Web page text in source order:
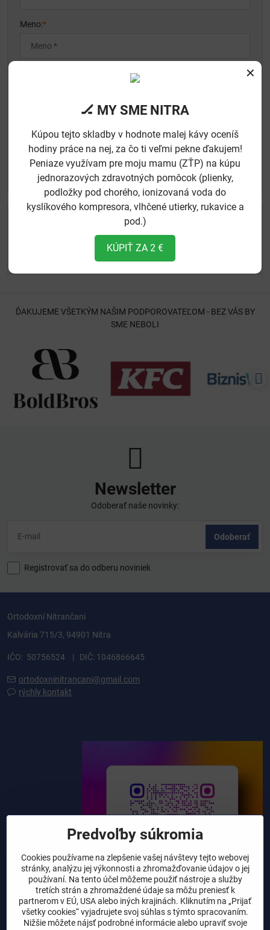
Meno:*
(Povinné) Odoslať
studijoon​@gmail​.com
Foto a video služby
ortodoxninitrancani​@gmail​.com
ĎAKUJEME VŠETKÝM NAŠIM PODPOROVATEĽOM - BEZ VÁS BY
SME NEBOLI
Newsletter
Odoberať naše novinky:
Odoberať
Registrovať sa do odberu noviniek
Ortodoxní Nitrančani
Kalvária 715/3, 94901 Nitra
IČO: 50756524 | DIČ: 1046866645
ortodoxninitrancani@gmail.com
rýchly kontakt
Predvoľby súkromia
Cookies používame na zlepšenie vašej návštevy tejto webovej
stránky, analýzu jej výkonnosti a zhromažďovanie údajov o jej
používaní. Na tento účel môžeme použiť nástroje a služby
tretích strán a zhromaždené údaje sa môžu preniesť k
partnerom v EÚ, USA alebo iných krajinách. Kliknutím na „Prijať
všetky cookies“ vyjadrujete svoj súhlas s týmto spracovaním.
Nižšie môžete nájsť podrobné informácie alebo upraviť svoje
✕
🏒 MY SME NITRA
Kúpou tejto skladby v hodnote malej kávy oceníš
hodiny práce na nej, za čo ti veľmi pekne ďakujem!
Peniaze využívam pre moju mamu (ZŤP) na kúpu
jednorazových zdravotných pomôcok (plienky,
podložky pod chorého, ionizovaná voda do
kyslíkového kompresora, vlhčené utierky, rukavice a
pod.)
KÚPIŤ ZA 2 €